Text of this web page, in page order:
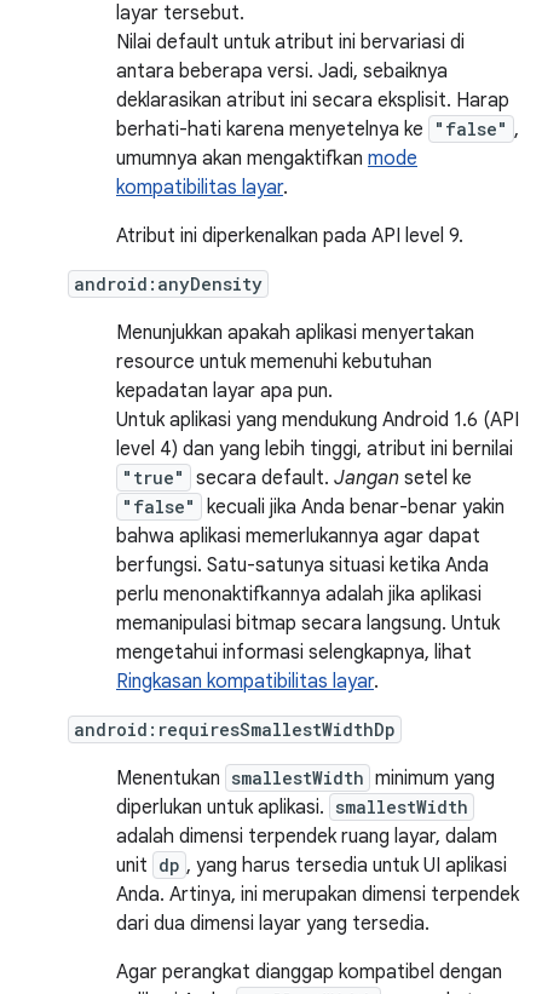
layar tersebut.
Nilai default untuk atribut ini bervariasi di
antara beberapa versi. Jadi, sebaiknya
deklarasikan atribut ini secara eksplisit. Harap
berhati-hati karena menyetelnya ke
"false" ,
umumnya akan mengaktifkan mode
kompatibilitas layar.
Atribut ini diperkenalkan pada API level 9.
android:anyDensity
Menunjukkan apakah aplikasi menyertakan
resource untuk memenuhi kebutuhan
kepadatan layar apa pun.
Untuk aplikasi yang mendukung Android 1.6 (API
level 4) dan yang lebih tinggi, atribut ini bernilai
"true" secara default. Jangan setel ke
"false"
kecuali jika Anda benar-benar yakin
bahwa aplikasi memerlukannya agar dapat
berfungsi. Satu-satunya situasi ketika Anda
perlu menonaktifkannya adalah jika aplikasi
memanipulasi bitmap secara langsung. Untuk
mengetahui informasi selengkapnya, lihat
Ringkasan kompatibilitas layar.
android:requiresSmallestWidthDp
Menentukan smallestWidth minimum yang
diperlukan untuk aplikasi. smallestWidth
adalah dimensi terpendek ruang layar, dalam
unit dp , yang harus tersedia untuk UI aplikasi
Anda. Artinya, ini merupakan dimensi terpendek
dari dua dimensi layar yang tersedia.
Agar perangkat dianggap kompatibel dengan